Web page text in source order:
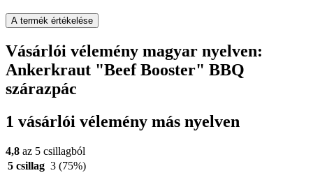
A termék értékelése
Vásárlói vélemény magyar nyelven:
Ankerkraut "Beef Booster" BBQ
szárazpác
1 vásárlói vélemény más nyelven
4,8 az 5 csillagból
5 csillag 3 (75%)